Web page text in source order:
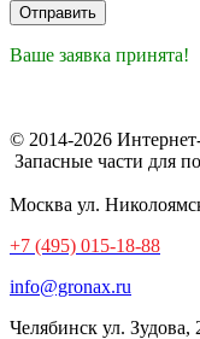
Ваше заявка принята!
© 2014-2026
Запасные части для
Москва ул.
+7 (495) 015-18-88
info@gronax.ru
Челябинск ул. Зудова,